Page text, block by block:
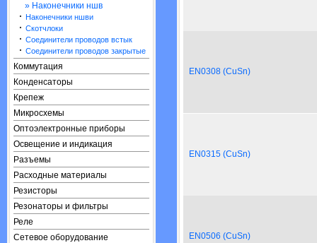
» Наконечники ншв
· Наконечники ншви
· Скотчлоки
· Соединители проводов встык
· Соединители проводов закрытые
Коммутация
Конденсаторы
Крепеж
Микросхемы
Оптоэлектронные приборы
Освещение и индикация
Разъемы
Расходные материалы
Резисторы
Резонаторы и фильтры
Реле
Сетевое оборудование
EN0308 (CuSn)
EN0315 (CuSn)
EN0506 (CuSn)